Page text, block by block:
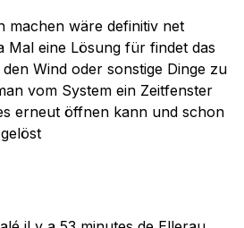
machen wäre definitiv net
Mal eine Lösung für findet das
Wind oder sonstige Dinge zu
vom System ein Zeitfenster
erneut öffnen kann und schon